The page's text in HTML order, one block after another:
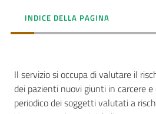
Carta
dei
Servizi
INDICE DELLA PAGINA
Il servizio si occupa di valutare il
dei pazienti nuovi giunti in carcere
periodico dei soggetti valutati a